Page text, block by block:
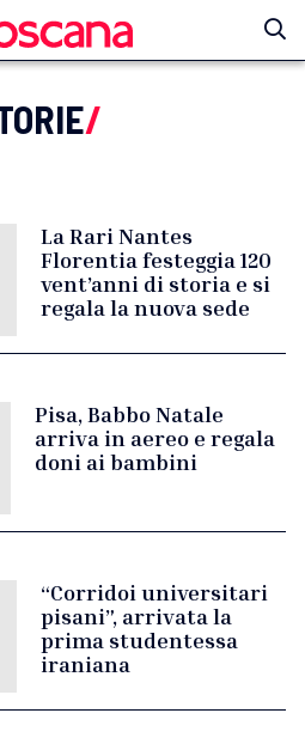
/
La Rari Nantes
Florentia festeggia 120
vent’anni di storia e si
regala la nuova sede
Pisa, Babbo Natale
arriva in aereo e regala
doni ai bambini
“Corridoi universitari
pisani”, arrivata la
prima studentessa
iraniana